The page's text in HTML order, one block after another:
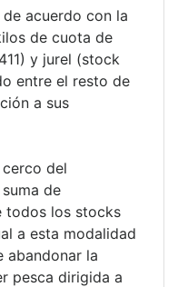
acuerdo con la
de cuota de
y jurel (stock
entre el resto de
a sus
del
de
todos los stocks
a esta modalidad
abandonar la
pesca dirigida a